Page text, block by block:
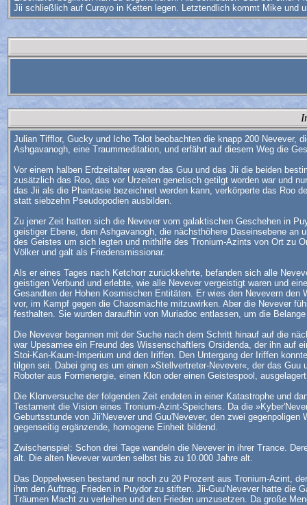
Jii schließlich auf Curayo in Ketten legen. Letztendlich kommt Mike und
Julian Tifflor, Gucky und Icho Tolot beobachten die knapp 200 Nevever,
Ashgavanogh, eine Traummeditation, und erfährt auf diesem Weg die
Vor einem halben Erdzeitalter waren das Guu und das Jii die beiden
zusätzlich das Roo, das vor Urzeiten genetisch getilgt worden war und
das Jii als die Phantasie bezeichnet werden kann, verkörperte das Roo
statt siebzehn Pseudopodien ausbilden.
Zu jener Zeit hatten sich die Nevever vom galaktischen Geschehen in
geistiger Ebene, dem Ashgavanogh, die nächsthöhere Daseinsebene
des Geistes um sich legten und mithilfe des Tronium-Azints von Ort zu
Völker und galt als Friedensmissionar.
Als er eines Tages nach Ketchorr zurückkehrte, befanden sich alle
geistigen Verbund und erlebte, wie alle Nevever vergeistigt waren und
Gesandten der Hohen Kosmischen Entitäten. Er wies den Nevevern
vor, im Kampf gegen die Chaosmächte mitzuwirken. Aber die Nevever
festhalten. Sie wurden daraufhin von Muriadoc entlassen, um die
Die Nevever begannen mit der Suche nach dem Schritt hinauf auf die
war Upesamee ein Freund des Wissenschaftlers Orsidenda, der ihn auf
Stoi-Kan-Kaum-Imperium und den Iriffen. Den Untergang der Iriffen
tilgen sei. Dabei ging es um einen »Stellvertreter-Nevever«, der das
Roboter aus Formenergie, einen Klon oder einen Geistespool,
Die Klonversuche der folgenden Zeit endeten in einer Katastrophe und
Testament die Vision eines Tronium-Azint-Speichers. Da die
Geburtsstunde von Jii'Nevever und Guu'Nevever, den zwei
gegenseitig ergänzende, homogene Einheit bildend.
Zwischenspiel: Schon drei Tage wandeln die Nevever in ihrer Trance.
alt. Die alten Nevever wurden selbst bis zu 10.000 Jahre alt.
Das Doppelwesen bestand nur noch zu 20 Prozent aus Tronium-Azint,
ihm den Auftrag, Frieden in Puydor zu stiften. Jii-Guu'Nevever hatte die
Träumen Macht zu verleihen und den Frieden umzusetzen. Da große